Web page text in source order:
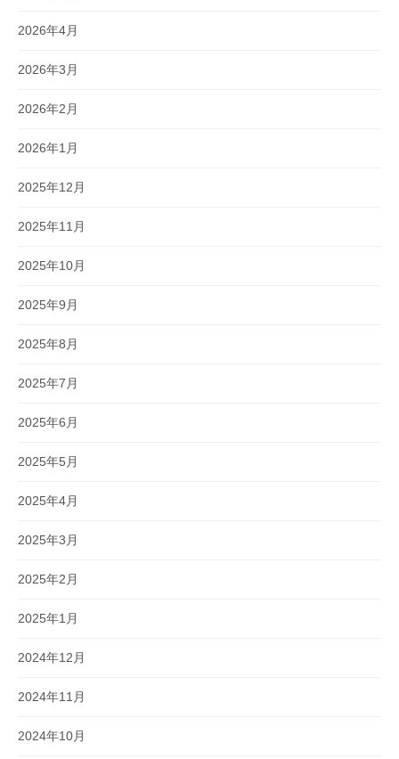
2026年4月
2026年3月
2026年2月
2026年1月
2025年12月
2025年11月
2025年10月
2025年9月
2025年8月
2025年7月
2025年6月
2025年5月
2025年4月
2025年3月
2025年2月
2025年1月
2024年12月
2024年11月
2024年10月